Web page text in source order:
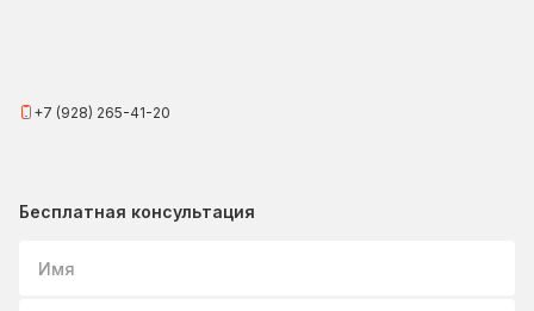
+7 (928) 265-41-20
Бесплатная консультация